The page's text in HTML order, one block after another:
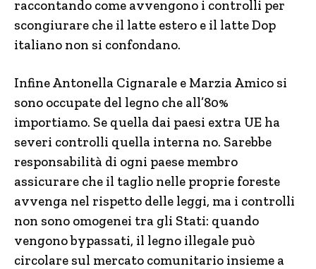
raccontando come avvengono i controlli per
scongiurare che il latte estero e il latte Dop
italiano non si confondano.
Infine Antonella Cignarale e Marzia Amico si
sono occupate del legno che all’80%
importiamo. Se quella dai paesi extra UE ha
severi controlli quella interna no. Sarebbe
responsabilità di ogni paese membro
assicurare che il taglio nelle proprie foreste
avvenga nel rispetto delle leggi, ma i controlli
non sono omogenei tra gli Stati: quando
vengono bypassati, il legno illegale può
circolare sul mercato comunitario insieme a